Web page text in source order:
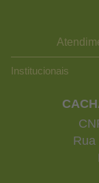
Institucionais
Rua